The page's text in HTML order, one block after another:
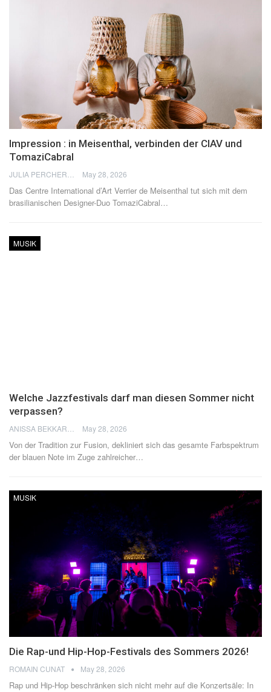
Impression : in Meisenthal, verbinden der CIAV und
TomaziCabral
May 28, 2026
Das Centre International d’Art Verrier de Meisenthal tut sich mit dem
brasilianischen Designer-Duo TomaziCabral…
MUSIK
Welche Jazzfestivals darf man diesen Sommer nicht
verpassen?
May 28, 2026
Von der Tradition zur Fusion, dekliniert sich das gesamte Farbspektrum
der blauen Note im Zuge zahlreicher…
MUSIK
Die Rap-und Hip-Hop-Festivals des Sommers 2026!
ROMAIN CUNAT May 28, 2026
Rap und Hip-Hop beschränken sich nicht mehr auf die Konzertsäle: In